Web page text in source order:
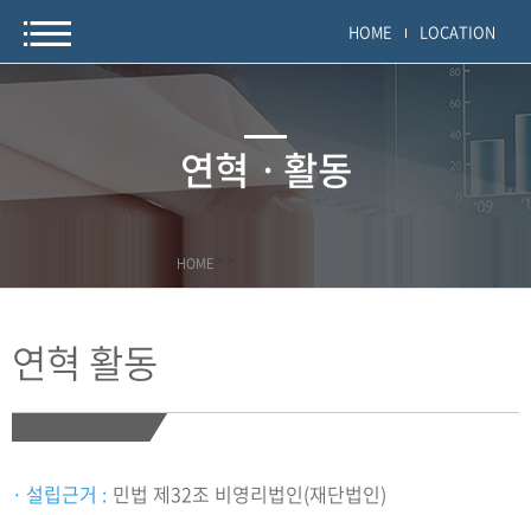
HOME LOCATION
연혁ㆍ활동
HOME > >
연혁 활동
설립근거 : 민법 제32조 비영리법인(재단법인)